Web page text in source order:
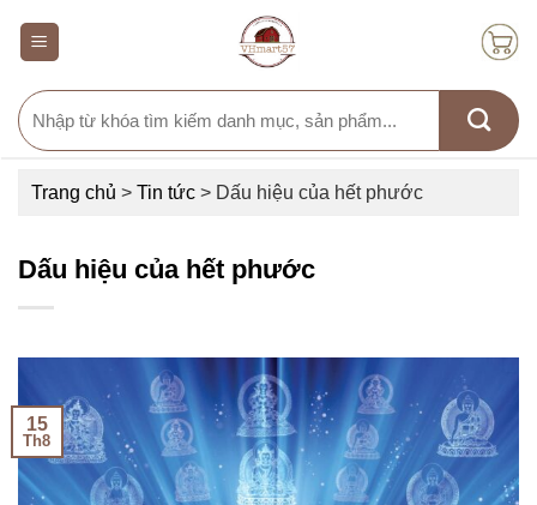
Search
for:
Trang chủ > Tin tức > Dấu hiệu của hết phước
Dấu hiệu của hết phước
15
Th8